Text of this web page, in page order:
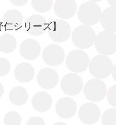
シリーズ】